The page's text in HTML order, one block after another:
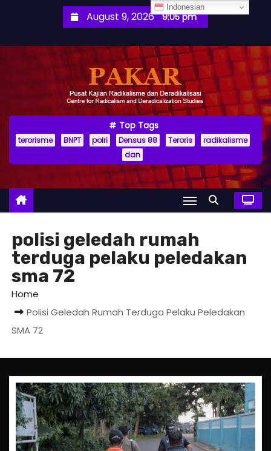
t
August 9, 2026 9:05 pm
Top Tags
terorisme BNPT polri Densus 88 Teroris
radikalisme
dan
polisi geledah rumah
terduga pelaku peledakan
sma 72
Home
Polisi Geledah Rumah Terduga Pelaku Peledakan
SMA 72
Indonesian